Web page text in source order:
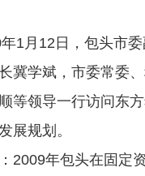
月12日，包头市委
冀学斌，市委常委
等领导一行访问东
展规划。
年包头在固定资